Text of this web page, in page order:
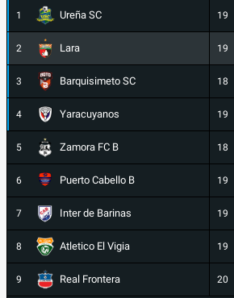
1 Ureña SC 19
2 Lara 19
3 Barquisimeto SC 18
4 Yaracuyanos 19
5 Zamora FC B 18
6 Puerto Cabello B 19
7 Inter de Barinas 19
8 Atletico El Vigia 19
9 Real Frontera 20